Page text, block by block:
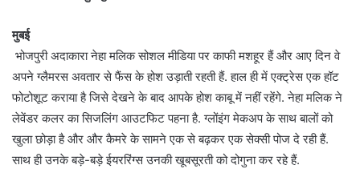
मुबई
भोजपुरी अदाकारा नेहा मलिक सोशल मीडिया पर काफी मशहूर हैं और आए दिन वे
अपने ग्लैमरस अवतार से फैंस के होश उड़ाती रहती हैं. हाल ही में एक्ट्रेस एक हॉट
फोटोशूट कराया है जिसे देखने के बाद आपके होश काबू में नहीं रहेंगे. नेहा मलिक ने
लेवेंडर कलर का सिजलिंग आउटफिट पहना है. ग्लोंइंग मेकअप के साथ बालों को
खुला छोड़ा है और और कैमरे के सामने एक से बढ़कर एक सेक्सी पोज दे रही हैं.
साथ ही उनके बड़े-बड़े ईयररिंग्स उनकी खूबसूरती को दोगुना कर रहे हैं.